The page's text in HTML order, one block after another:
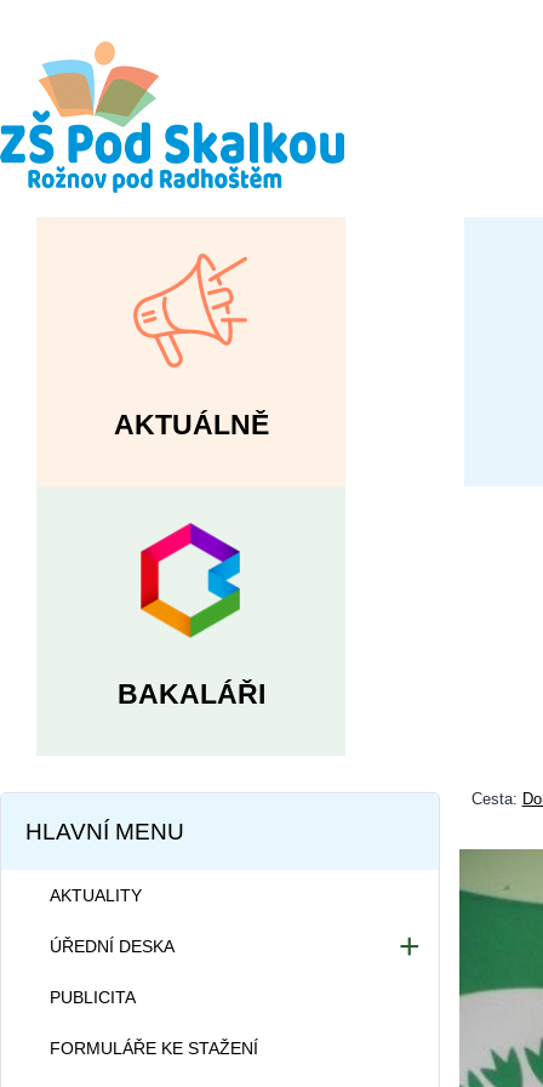
AKTUÁLNĚ
BAKALÁŘI
Cesta:
HLAVNÍ MENU
AKTUALITY
ÚŘEDNÍ DESKA
Dokumentace školy
PUBLICITA
FORMULÁŘE KE STAŽENÍ